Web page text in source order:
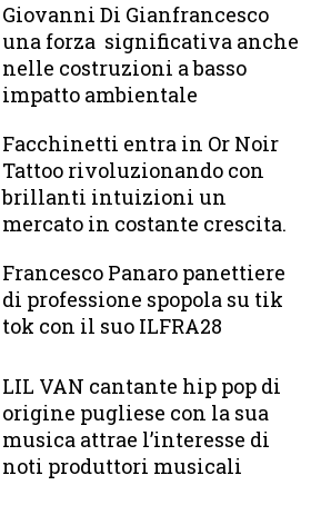
Giovanni Di Gianfrancesco
una forza significativa anche
nelle costruzioni a basso
impatto ambientale
Facchinetti entra in Or Noir
Tattoo rivoluzionando con
brillanti intuizioni un
mercato in costante crescita.
Francesco Panaro panettiere
di professione spopola su tik
tok con il suo ILFRA28
LIL VAN cantante hip pop di
origine pugliese con la sua
musica attrae l’interesse di
noti produttori musicali